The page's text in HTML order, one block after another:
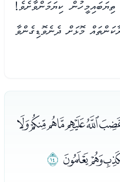
ކިޔަމަންވާށެވެ!
މޮޅަށް ދެނެވޮޑިގެންވާ
ﮙ